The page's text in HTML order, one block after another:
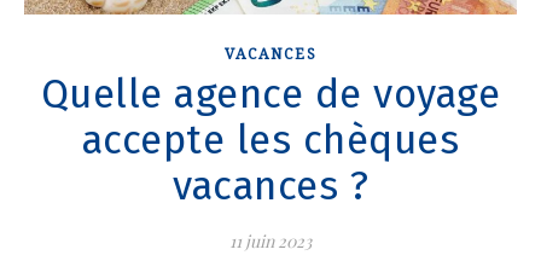
VACANCES
Quelle agence de voyage
accepte les chèques
vacances ?
11 juin 2023